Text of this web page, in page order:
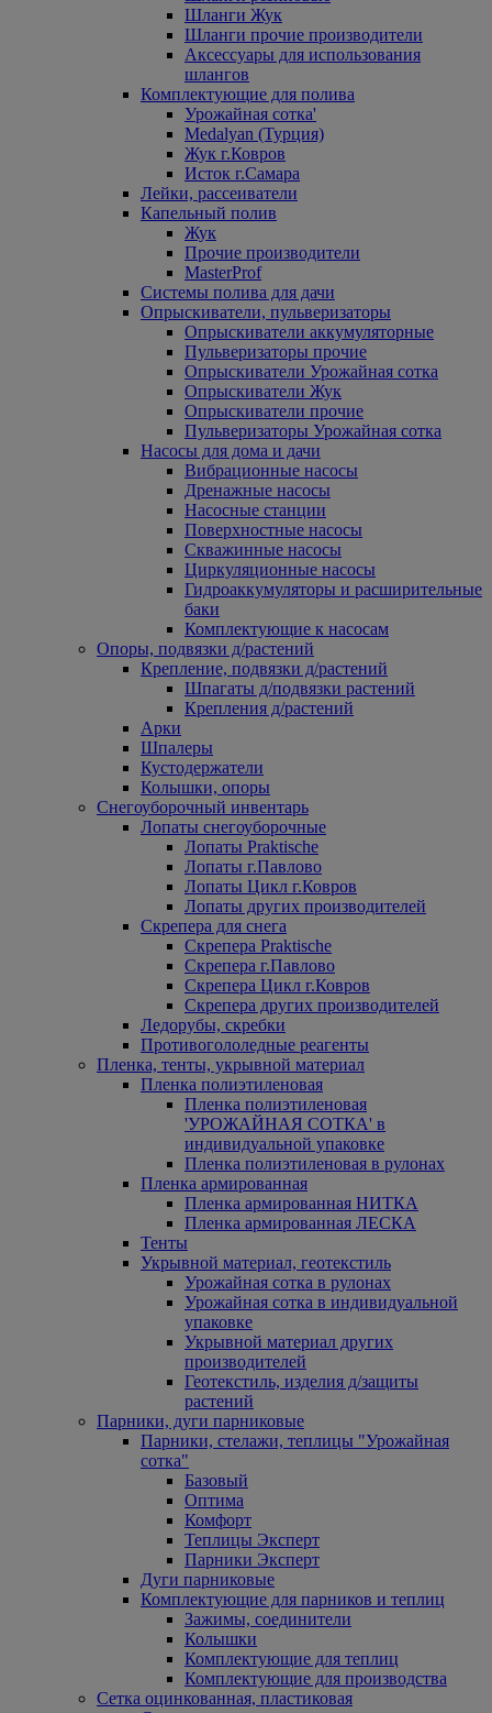
Шланги Жук
Шланги прочие производители
Аксессуары для использования
шлангов
Комплектующие для полива
Урожайная сотка'
Medalyan (Турция)
Жук г.Ковров
Исток г.Самара
Лейки, рассеиватели
Капельный полив
Жук
Прочие производители
MasterProf
Системы полива для дачи
Опрыскиватели, пульверизаторы
Опрыскиватели аккумуляторные
Пульверизаторы прочие
Опрыскиватели Урожайная сотка
Опрыскиватели Жук
Опрыскиватели прочие
Пульверизаторы Урожайная сотка
Насосы для дома и дачи
Вибрационные насосы
Дренажные насосы
Насосные станции
Поверхностные насосы
Скважинные насосы
Циркуляционные насосы
Гидроаккумуляторы и расширительные
баки
Комплектующие к насосам
Опоры, подвязки д/растений
Крепление, подвязки д/растений
Шпагаты д/подвязки растений
Крепления д/растений
Арки
Шпалеры
Кустодержатели
Колышки, опоры
Снегоуборочный инвентарь
Лопаты снегоуборочные
Лопаты Praktische
Лопаты г.Павлово
Лопаты Цикл г.Ковров
Лопаты других производителей
Скрепера для снега
Скрепера Praktische
Скрепера г.Павлово
Скрепера Цикл г.Ковров
Скрепера других производителей
Ледорубы, скребки
Противогололедные реагенты
Пленка, тенты, укрывной материал
Пленка полиэтиленовая
Пленка полиэтиленовая
'УРОЖАЙНАЯ СОТКА' в
индивидуальной упаковке
Пленка полиэтиленовая в рулонах
Пленка армированная
Пленка армированная НИТКА
Пленка армированная ЛЕСКА
Тенты
Укрывной материал, геотекстиль
Урожайная сотка в рулонах
Урожайная сотка в индивидуальной
упаковке
Укрывной материал других
производителей
Геотекстиль, изделия д/защиты
растений
Парники, дуги парниковые
Парники, стелажи, теплицы "Урожайная
сотка"
Базовый
Оптима
Комфорт
Теплицы Эксперт
Парники Эксперт
Дуги парниковые
Комплектующие для парников и теплиц
Зажимы, соединители
Колышки
Комплектующие для теплиц
Комплектующие для производства
Сетка оцинкованная, пластиковая